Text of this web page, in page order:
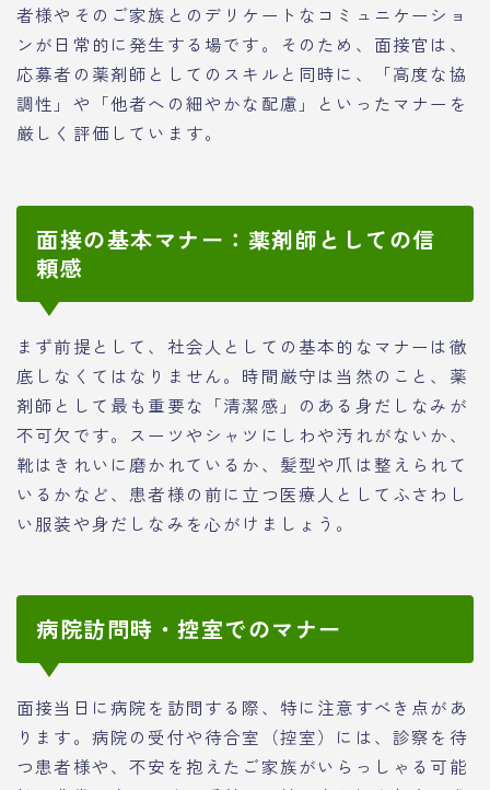
者様やそのご家族とのデリケートなコミュニケーショ
ンが日常的に発生する場です。そのため、面接官は、
応募者の薬剤師としてのスキルと同時に、「高度な協
調性」や「他者への細やかな配慮」といったマナーを
厳しく評価しています。
面接の基本マナー：薬剤師としての信
頼感
まず前提として、社会人としての基本的なマナーは徹
底しなくてはなりません。時間厳守は当然のこと、薬
剤師として最も重要な「清潔感」のある身だしなみが
不可欠です。スーツやシャツにしわや汚れがないか、
靴はきれいに磨かれているか、髪型や爪は整えられて
いるかなど、患者様の前に立つ医療人としてふさわし
い服装や身だしなみを心がけましょう。
病院訪問時・控室でのマナー
面接当日に病院を訪問する際、特に注意すべき点があ
ります。病院の受付や待合室（控室）には、診察を待
つ患者様や、不安を抱えたご家族がいらっしゃる可能